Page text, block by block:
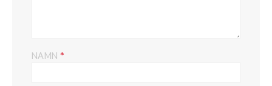
NAMN *